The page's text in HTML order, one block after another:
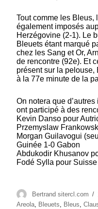
Tout comme les Bleus,
également imposés
Herzégovine (2-1). Le
Bleuets étant marqué
chez les Sang et Or,
de rencontre (92e). Et
présent sur la pelouse,
à la 77e minute de la
On notera que
ont participé à des
Kevin Danso pour
Przemyslaw
Morgan Guilavogui
Guinée 1-0 Gabon
Abdukodir Khusanov
Fodé Sylla pour
Auteur
Bertrand sitercl.com
Areola, Bleuets, Bleus,